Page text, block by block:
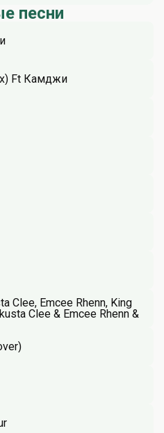
песни
Ft Камджи
Clee, Emcee Rhenn, King
Clee & Emcee Rhenn &